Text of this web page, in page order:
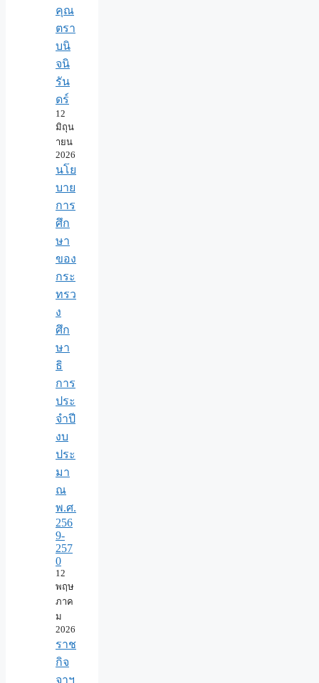
คุณ
ตรา
บนิ
จนิ
รัน
ดร์
12
มิถุน
ายน
2026
นโย
บาย
การ
ศึก
ษา
ของ
กระ
ทรว
ง
ศึก
ษา
ธิ
การ
ประ
จำปี
งบ
ประ
มา
ณ
พ.ศ.
256
9-
257
0
12
พฤษ
ภาค
ม
2026
ราช
กิจ
จาฯ